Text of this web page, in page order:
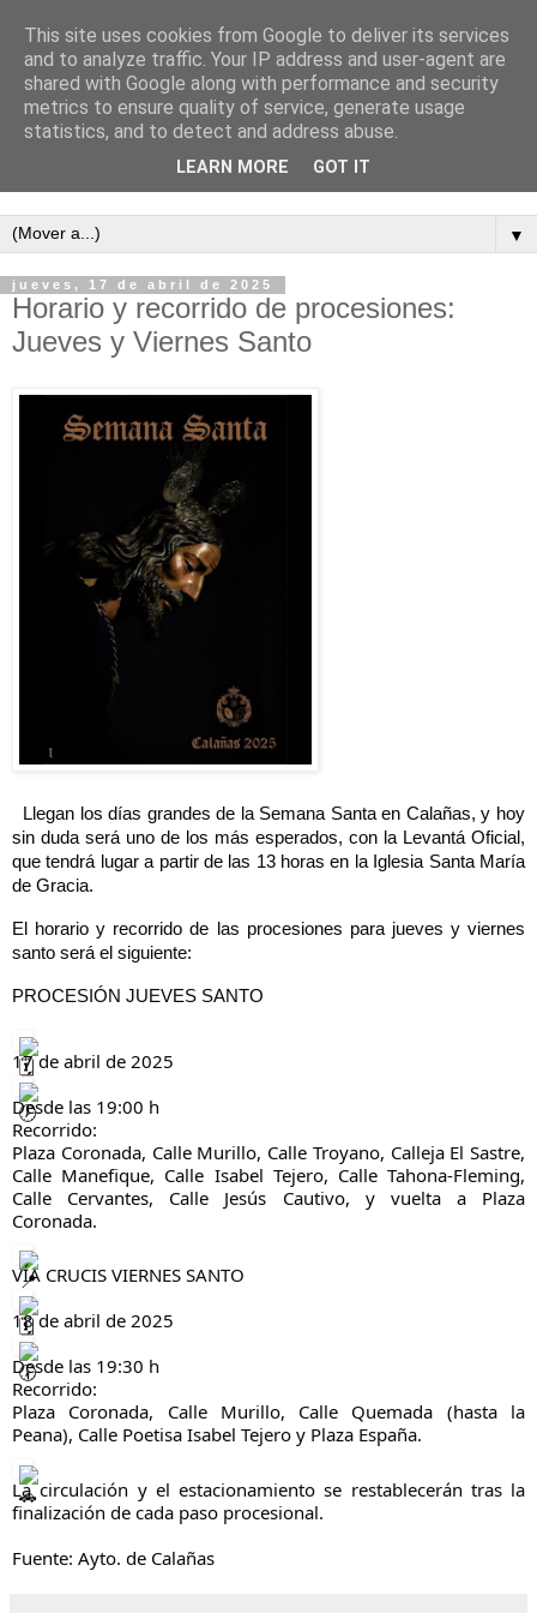
Semanario independiente de Calañas
▼
jueves, 17 de abril de 2025
Horario y recorrido de procesiones:
Jueves y Viernes Santo
Llegan los días grandes de la Semana Santa en Calañas, y hoy
sin duda será uno de los más esperados, con la Levantá Oficial,
que tendrá lugar a partir de las 13 horas en la Iglesia Santa María
de Gracia.
El horario y recorrido de las procesiones para jueves y viernes
santo será el siguiente:
PROCESIÓN JUEVES SANTO
17 de abril de 2025
Desde las 19:00 h
Recorrido:
Plaza Coronada, Calle Murillo, Calle Troyano, Calleja El Sastre,
Calle Manefique, Calle Isabel Tejero, Calle Tahona-Fleming,
Calle Cervantes, Calle Jesús Cautivo, y vuelta a Plaza
Coronada.
VÍA CRUCIS VIERNES SANTO
18 de abril de 2025
Desde las 19:30 h
Recorrido:
Plaza Coronada, Calle Murillo, Calle Quemada (hasta la
Peana), Calle Poetisa Isabel Tejero y Plaza España.
La circulación y el estacionamiento se restablecerán tras la
finalización de cada paso procesional.
Fuente: Ayto. de Calañas
This site uses cookies from Google to deliver its services
and to analyze traffic. Your IP address and user-agent are
shared with Google along with performance and security
metrics to ensure quality of service, generate usage
statistics, and to detect and address abuse.
LEARN MORE GOT IT